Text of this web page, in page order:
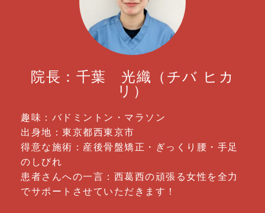
院長：千葉 光織（チバ ヒカ
リ）
趣味：バドミントン・マラソン
出身地：東京都西東京市
得意な施術：産後骨盤矯正・ぎっくり腰・手足
のしびれ
患者さんへの一言：西葛西の頑張る女性を全力
でサポートさせていただきます！